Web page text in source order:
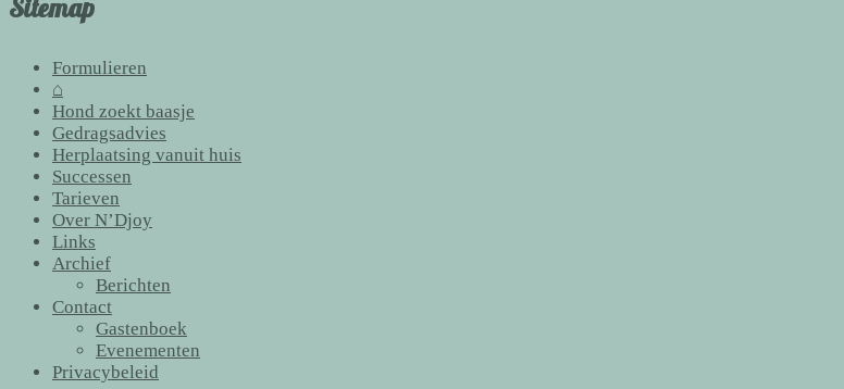
Sitemap
Formulieren
⌂
Hond zoekt baasje
Gedragsadvies
Herplaatsing vanuit huis
Successen
Tarieven
Over N’Djoy
Links
Archief
Berichten
Contact
Gastenboek
Evenementen
Privacybeleid